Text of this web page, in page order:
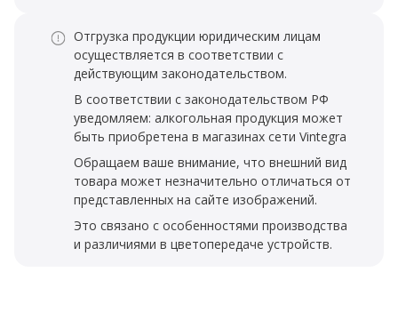
Отгрузка продукции юридическим лицам
осуществляется в соответствии с
действующим законодательством.
В соответствии с законодательством РФ
уведомляем: алкогольная продукция может
быть приобретена в магазинах сети Vintegra
Обращаем ваше внимание, что внешний вид
товара может незначительно отличаться от
представленных на сайте изображений.
Это связано с особенностями производства
и различиями в цветопередаче устройств.